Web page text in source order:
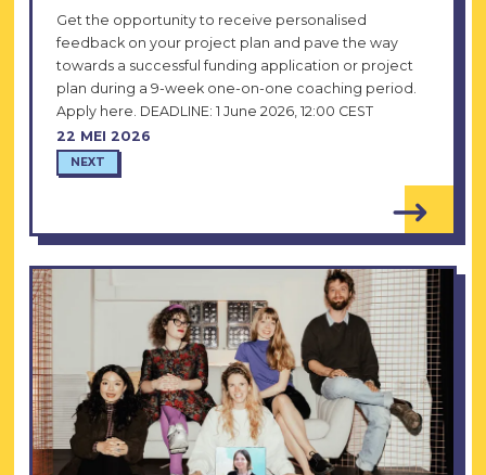
22 MEI 2026
NEXT
Get the opportunity to receive personalised
feedback on your project plan and pave the way
towards a successful funding application or project
plan during a 9-week one-on-one coaching period.
Apply here. DEADLINE: 1 June 2026, 12:00 CEST